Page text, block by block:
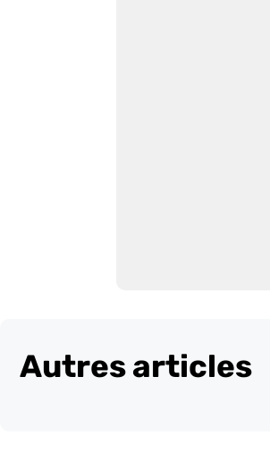
Autres articles